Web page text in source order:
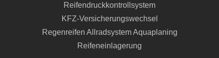
Reifendruckkontrollsystem
KFZ-Versicherungswechsel
Regenreifen Allradsystem Aquaplaning
Reifeneinlagerung